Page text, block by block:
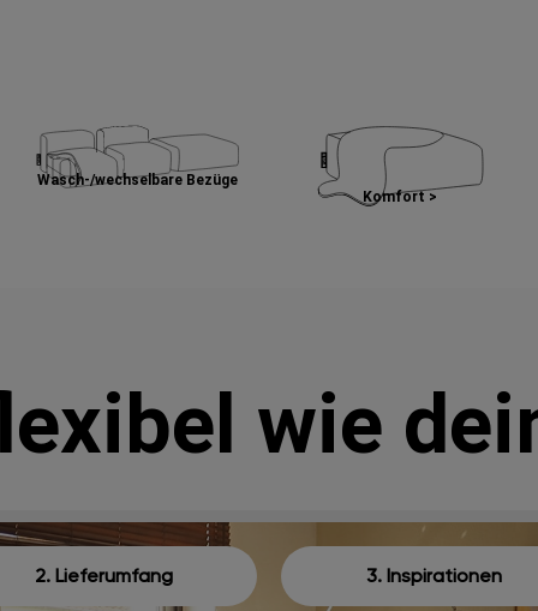
Wasch-/wechselbare Bezüge
Komfort >
wie
2. Lieferumfang 3. Inspirationen